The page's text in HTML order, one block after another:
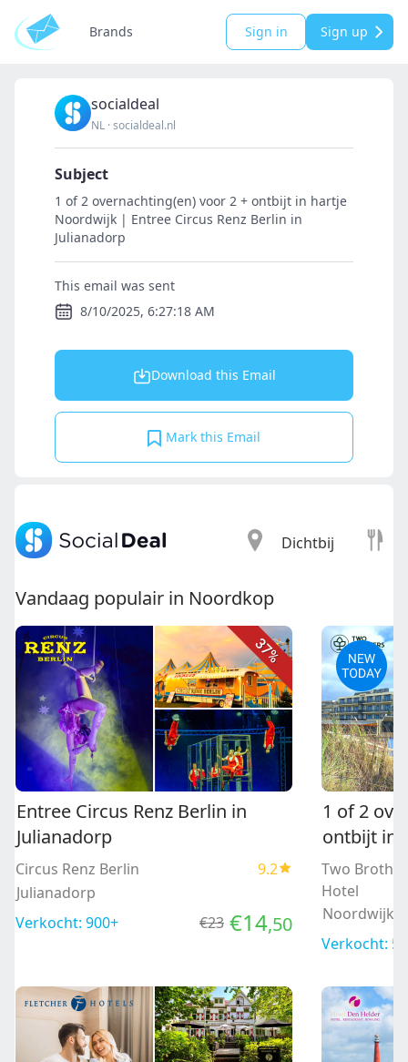
Brands Sign in Sign up
socialdeal
NL ·socialdeal.nl
Subject
1 of 2 overnachting(en) voor 2 + ontbijt in hartje
Noordwijk | Entree Circus Renz Berlin in
Julianadorp
This email was sent
8/10/2025, 6:27:18 AM
Download this Email
Mark this Email